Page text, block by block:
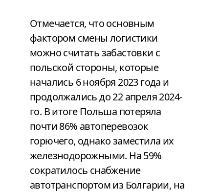
Отмечается, что основным
фактором смены логистики
можно считать забастовки с
польской стороны, которые
начались 6 ноября 2023 года и
продолжались до 22 апреля 2024-
го. В итоге Польша потеряла
почти 86% автоперевозок
горючего, однако заместила их
железнодорожными. На 59%
сократилось снабжение
автотранспортом из Болгарии, на